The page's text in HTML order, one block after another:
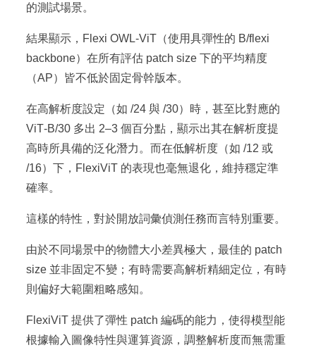
的測試場景。
結果顯示，Flexi OWL‑ViT（使用具彈性的 B/flexi
backbone）在所有評估 patch size 下的平均精度
（AP）皆不低於固定骨幹版本。
在高解析度設定（如 /24 與 /30）時，甚至比對應的
ViT‑B/30 多出 2–3 個百分點，顯示出其在解析度提
高時所具備的泛化潛力。而在低解析度（如 /12 或
/16）下，FlexiViT 的表現也毫無退化，維持穩定準
確率。
這樣的特性，對於開放詞彙偵測任務而言特別重要。
由於不同場景中的物體大小差異極大，最佳的 patch
size 並非固定不變；有時需要高解析精細定位，有時
則偏好大範圍粗略感知。
FlexiViT 提供了彈性 patch 編碼的能力，使得模型能
根據輸入圖像特性與運算資源，調整解析度而無需重